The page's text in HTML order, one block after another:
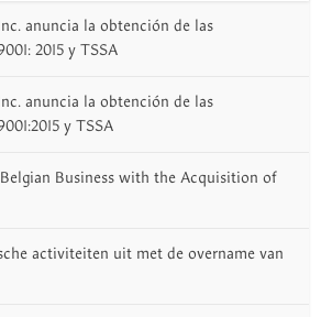
anuncia la obtención de las
2015 y TSSA
anuncia la obtención de las
y TSSA
Business with the Acquisition of
activiteiten uit met de overname van